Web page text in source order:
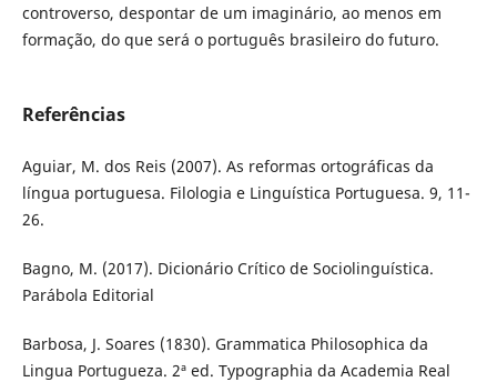
controverso, despontar de um imaginário, ao menos em
formação, do que será o português brasileiro do futuro.
Referências
Aguiar, M. dos Reis (2007). As reformas ortográficas da
língua portuguesa. Filologia e Linguística Portuguesa. 9, 11-
26.
Bagno, M. (2017). Dicionário Crítico de Sociolinguística.
Parábola Editorial
Barbosa, J. Soares (1830). Grammatica Philosophica da
Lingua Portugueza. 2ª ed. Typographia da Academia Real